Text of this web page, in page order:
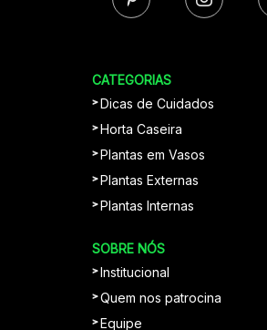
CATEGORIAS
Dicas de Cuidados
Horta Caseira
Plantas em Vasos
Plantas Externas
Plantas Internas
SOBRE NÓS
Institucional
Quem nos patrocina
Equipe